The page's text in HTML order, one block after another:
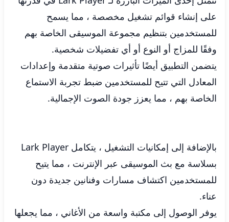
على إنشاء قوائم تشغيل مخصصة ، مما يسمح
للمستخدمين بتنظيم مجموعة الموسيقى الخاصة بهم
وفقًا للمزاج أو النوع أو أي تفضيلات شخصية.
يتضمن التطبيق أيضًا تأثيرات صوتية متقدمة وإعدادات
المعادل التي تتيح للمستخدمين ضبط تجربة الاستماع
الخاصة بهم ، مما يعزز جودة الصوت الإجمالية.
بالإضافة إلى إمكانيات التشغيل ، يتكامل Lark Player
بسلاسة مع بث الموسيقى عبر الإنترنت ، مما يتيح
للمستخدمين اكتشاف مسارات وفنانين جديدة دون
عناء.
يوفر الوصول إلى مكتبة واسعة من الأغاني ، مما يجعلها